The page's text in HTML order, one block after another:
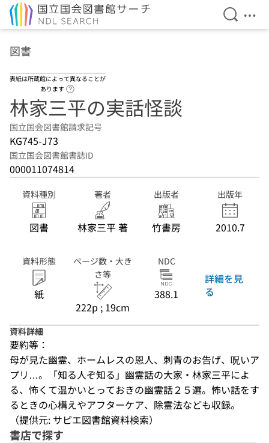
検索を
メ
図書
表紙は所蔵館によって異なることが
あります
林家三平の実話怪談
国立国会図書館請求記号
KG745-J73
国立国会図書館書誌ID
000011074814
資料種別
図書
著者
林家三平 著
出版者
竹書房
出版年
2010.7
資料形態
紙
ページ数・大き
さ等
222p ; 19cm
NDC
388.1
詳細を見
る
資料詳細
要約等：
母が見た幽霊、ホームレスの恩人、刺青のお告げ、呪いア
プリ…。「知る人ぞ知る」幽霊話の大家・林家三平によ
る、怖くて温かいとっておきの幽霊話２５選。怖い話をす
るときの心構えやアフターケア、除霊法なども収録。
（提供元: サピエ図書館資料検索）
書店で探す